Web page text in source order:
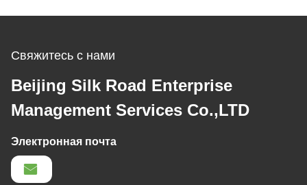
Свяжитесь с нами
Beijing Silk Road Enterprise
Management Services Co.,LTD
Электронная почта